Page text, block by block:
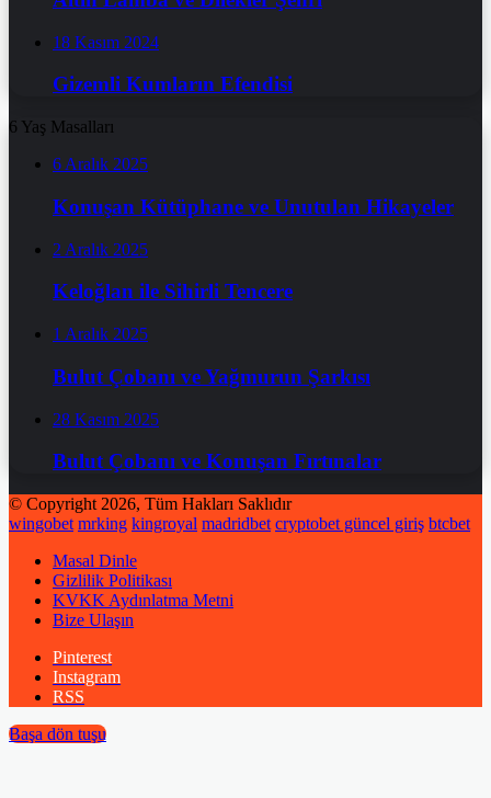
18 Kasım 2024
Gizemli Kumların Efendisi
6 Yaş Masalları
6 Aralık 2025
Konuşan Kütüphane ve Unutulan Hikayeler
2 Aralık 2025
Keloğlan ile Sihirli Tencere
1 Aralık 2025
Bulut Çobanı ve Yağmurun Şarkısı
28 Kasım 2025
Bulut Çobanı ve Konuşan Fırtınalar
© Copyright 2026, Tüm Hakları Saklıdır
wingobet mrking kingroyal madridbet cryptobet güncel giriş btcbet
Masal Dinle
Gizlilik Politikası
KVKK Aydınlatma Metni
Bize Ulaşın
Pinterest
Instagram
RSS
Başa dön tuşu